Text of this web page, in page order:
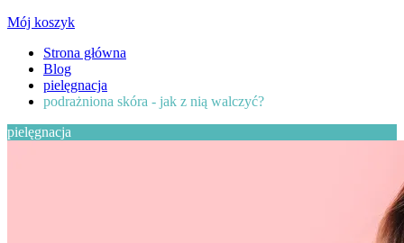
Mój koszyk
Strona główna
Blog
pielęgnacja
podrażniona skóra - jak z nią walczyć?
pielęgnacja